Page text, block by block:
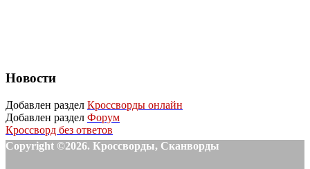
Новости
Добавлен раздел Кроссворды онлайн
Добавлен раздел Форум
Кроссворд без ответов
Copyright ©2026. Кроссворды, Сканворды